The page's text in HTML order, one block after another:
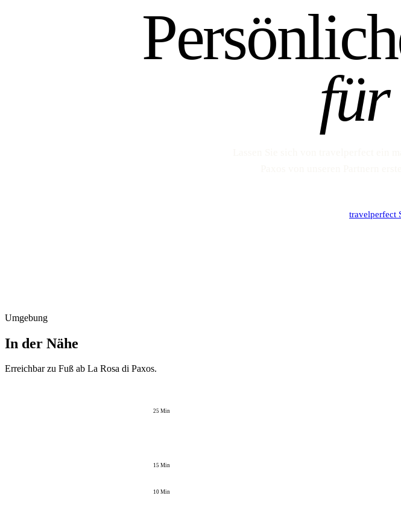
für
travelperfect
Umgebung
In der Nähe
Erreichbar zu Fuß ab La Rosa di Paxos.
10Min
15 Min
25 Min